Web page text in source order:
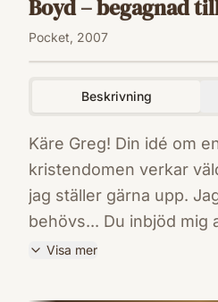
Boyd – begagnad
Pocket, 2007
Beskrivning
Käre Greg! Din idé om
kristendomen verkar
jag ställer gärna upp.
behövs... Du inbjöd mig
alla invändningar mot
Visa mer